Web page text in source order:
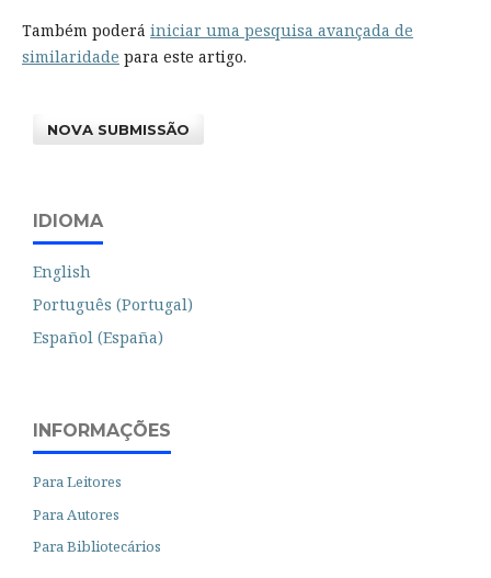
Também poderá iniciar uma pesquisa avançada de
similaridade para este artigo.
NOVA SUBMISSÃO
IDIOMA
English
Português (Portugal)
Español (España)
INFORMAÇÕES
Para Leitores
Para Autores
Para Bibliotecários